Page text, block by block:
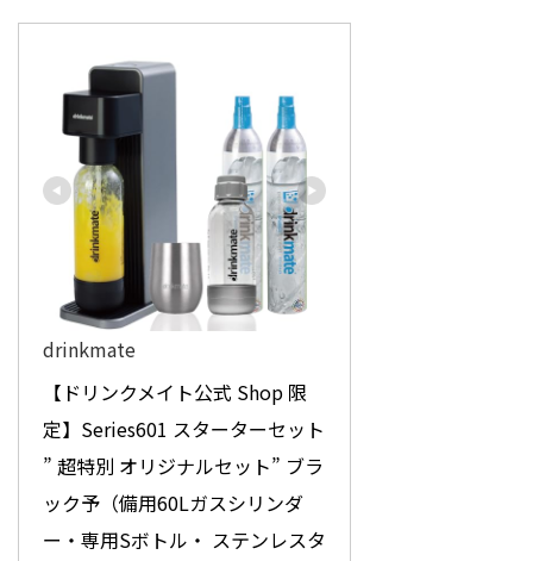
drinkmate
【ドリンクメイト公式 Shop 限
定】Series601 スターターセット
” 超特別 オリジナルセット” ブラ
ック予（備用60Lガスシリンダ
ー・専用Sボトル・ ステンレスタ